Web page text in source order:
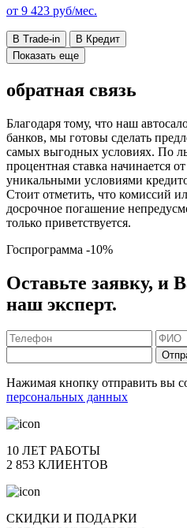
от 9 423 руб/мес.
В Trade-in
В Кредит
Показать еще
обратная связь
Благодаря тому, что наш
банков, мы готовы сделать
самых выгодных условиях. По
процентная ставка начинается
уникальными условиями
Стоит отметить, что комиссий
досрочное погашение
только приветствуется.
Госпрограмма -10%
Оставьте заявку, и
наш эксперт.
Нажимая кнопку отправить вы
персональных данных
10 ЛЕТ РАБОТЫ
2 853 КЛИЕНТОВ
СКИДКИ И ПОДАРКИ